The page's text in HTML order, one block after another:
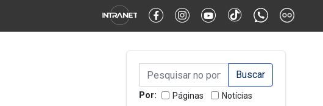
Alternar Alto Contraste Alternar Tamanho da Fonte
Campo de Busca de
Campo de Busca de informaçõesEnviar a Busca
Por: Páginas Notícias